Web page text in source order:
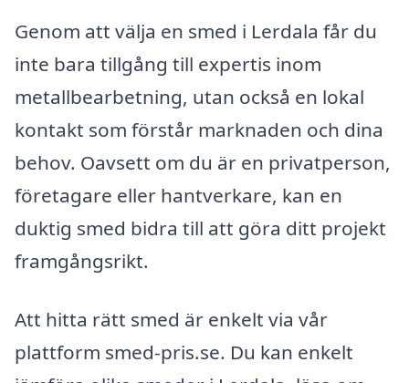
Genom att välja en smed i Lerdala får du
inte bara tillgång till expertis inom
metallbearbetning, utan också en lokal
kontakt som förstår marknaden och dina
behov. Oavsett om du är en privatperson,
företagare eller hantverkare, kan en
duktig smed bidra till att göra ditt projekt
framgångsrikt.
Att hitta rätt smed är enkelt via vår
plattform smed-pris.se. Du kan enkelt